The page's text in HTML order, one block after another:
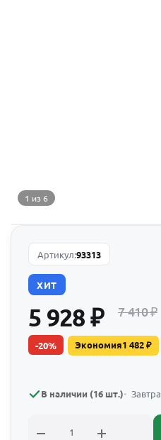
1 из 6
Артикул:93313
ХИТ
5 928₽ 7 410₽
-20% Экономия1 482₽
В наличии (16 шт.) Завтра